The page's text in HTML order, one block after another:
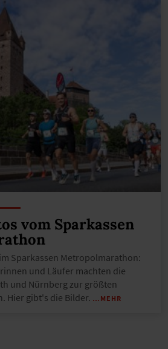
vom Sparkassen
Sparkassen Metropolmarathon:
und Läufer machten die
und Nürnberg zur größten
Hier gibt's die Bilder. …MEHR